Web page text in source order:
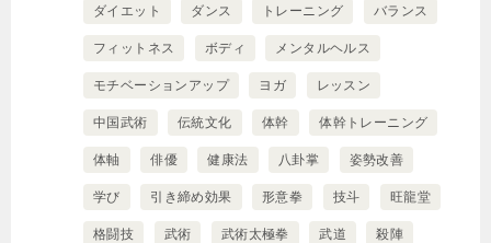
ダイエット ダンス トレーニング バランス
フィットネス ボディ メンタルヘルス
モチベーションアップ ヨガ レッスン
中国武術 伝統文化 体幹 体幹トレーニング
体軸 俳優 健康法 八卦掌 姿勢改善
学び 引き締め効果 形意拳 技斗 旺龍堂
格闘技 武術 武術太極拳 武道 殺陣